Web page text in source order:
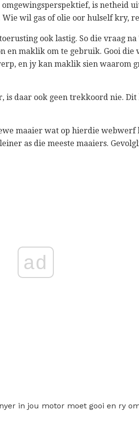
is netheid
wil gas of olie oor hulself kry,
ook lastig. So die vraag
en maklik om te gebruik. Gooi die
en jy kan maklik sien waarom
daar ook geen trekkoord nie.
maaier wat op hierdie webwerf
as die meeste maaiers.
ad
in jou motor moet gooi en ry